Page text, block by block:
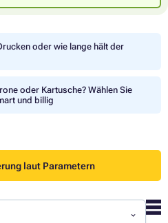
oder wie lange hält der
oder Kartusche? Wählen Sie
und billig
laut Parametern